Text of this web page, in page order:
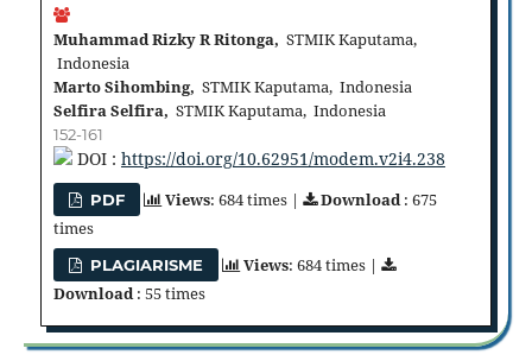
Muhammad Rizky R Ritonga, STMIK Kaputama,
Indonesia
Marto Sihombing, STMIK Kaputama, Indonesia
Selfira Selfira, STMIK Kaputama, Indonesia
152-161
DOI : https://doi.org/10.62951/modem.v2i4.238
PDF Views: 684 times | Download: 675
times
PLAGIARISME Views: 684 times |
Download: 55 times